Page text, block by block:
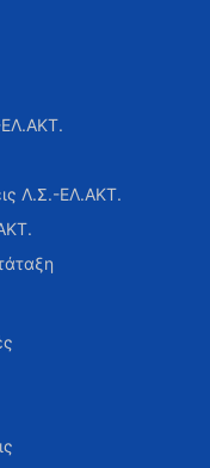
ΕΛ.ΑΚΤ.
Λ.Σ.-ΕΛ.ΑΚΤ.